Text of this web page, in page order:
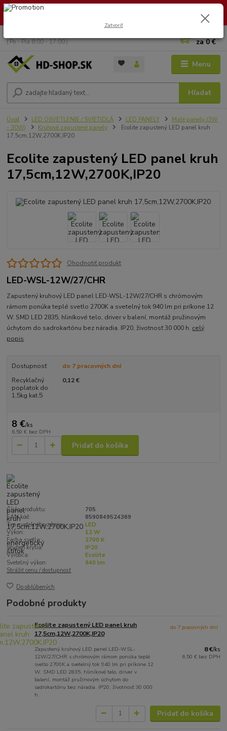
🏖️ DOVOLENKA 30.7.2026 – 9.8.2026 · Objednávky vybavíme po
Menu
Hľadať
( Po - Pia 8:00 - 17:00 )
za0 €
Úvod LED OSVETLENIE / SVIETIDLÁ LED PANELY
Malé panely (3W
- 30W)
Kruhové zapustené panely
Ecolite zapustený LED panel kruh
17,5cm,12W,2700K,IP20
Ecolite zapustený LED panel kruh
17,5cm,12W,2700K,IP20
Ohodnotiť produkt
LED-WSL-12W/27/CHR
Zapustený kruhový LED panel LED-WSL-12W/27/CHR s chrómovým
rámom ponúka teplé svetlo 2700K a svetelný tok 940 lm pri príkone 12
W. SMD LED 2835, hliníkové telo, driver v balení, montáž pružinovým
úchytom do sadrokartónu bez náradia. IP20, životnosť 30 000 h. celý
popis
Dostupnosť
do 7 pracovných dní
Recyklačný
poplatok do
1,5kg kat.5
0,12 €
8 €/ks
6,50 € bez DPH
Pridať do košíka
Číslo produktu:
705
EAN kód:
8590849524369
Typ svetelného zdroja:
LED
Výkon:
12 W
Farba svetla:
2700 K
Stupeň krytia:
IP20
Výrobca:
Ecolite
Svetelný výkon:
940 lm
Strážiť cenu / dostupnosť
Do obľúbených
Podobné produkty
Ecolite zapustený LED panel kruh
17,5cm,12W,2700K,IP20
Zapustený kruhový LED panel LED-WSL-
12W/27/CHR s chrómovým rámom ponúka teplé
svetlo 2700K a svetelný tok 940 lm pri príkone 12
W. SMD LED 2835, hliníkové telo, driver v
balení, montáž pružinovým úchytom do
sadrokartónu bez náradia. IP20, životnosť 30 000
h.
8 €/ks
6,50 € bez DPH
do 7 pracovných dní
Pridať do košíka
Zatvoriť